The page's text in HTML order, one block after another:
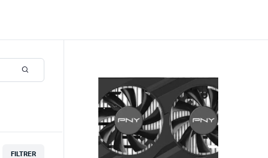
FILTRER